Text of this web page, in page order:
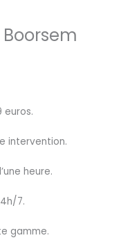
euros.
intervention.
heure.
7.
gamme.